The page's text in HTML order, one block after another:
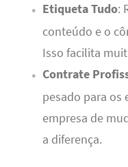
Etiqueta Tudo:
conteúdo e o
Isso facilita
Contrate
pesado para os
empresa de
a diferença.